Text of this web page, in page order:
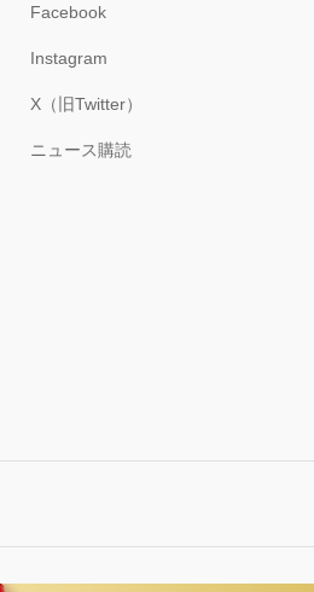
Facebook
Instagram
X（旧Twitter）
ニュース購読